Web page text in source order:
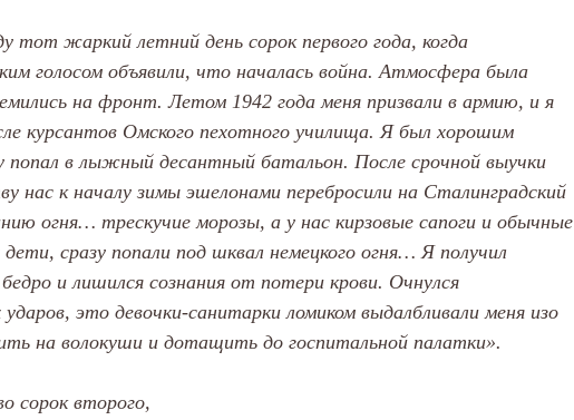
тот жаркий летний день сорок первого года, когда
голосом объявили, что началась война. Атмосфера была
на фронт. Летом 1942 года меня призвали в армию, и я
курсантов Омского пехотного училища. Я был хорошим
в лыжный десантный батальон. После срочной выучки
нас к началу зимы эшелонами перебросили на Сталинградский
огня… трескучие морозы, а у нас кирзовые сапоги и обычные
сразу попали под шквал немецкого огня… Я получил
и лишился сознания от потери крови. Очнулся
это девочки-санитарки ломиком выдалбливали меня изо
на волокуши и дотащить до госпитальной палатки».
сорок второго,